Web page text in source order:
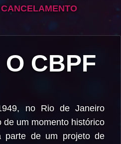
CBPF
no Rio de Janeiro
de um momento histórico
parte de um projeto de